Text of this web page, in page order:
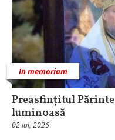
In memoriam
Preasfințitul
luminoasă
02 Iul, 2026